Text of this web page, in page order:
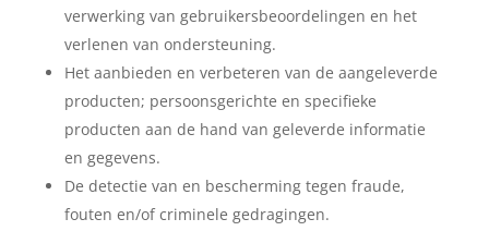
verwerking van gebruikersbeoordelingen en het
verlenen van ondersteuning.
Het aanbieden en verbeteren van de aangeleverde
producten; persoonsgerichte en specifieke
producten aan de hand van geleverde informatie
en gegevens.
De detectie van en bescherming tegen fraude,
fouten en/of criminele gedragingen.